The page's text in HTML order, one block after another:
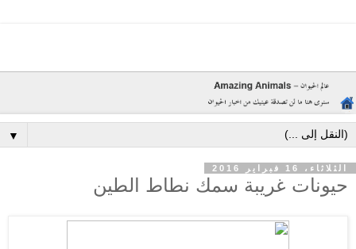
▼
الثلاثاء، 16 فبراير 2016
حيونات غريبة سمك نطاط الطين